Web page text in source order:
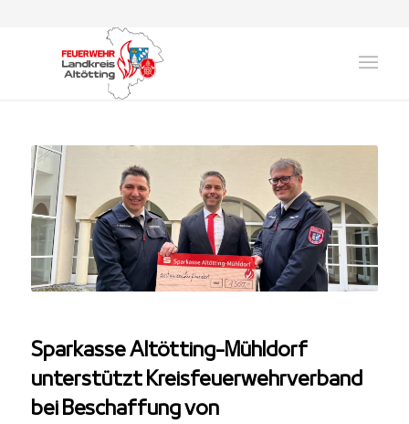
Sparkasse Altötting-Mühldorf
unterstützt Kreisfeuerwehrverband
bei Beschaffung von